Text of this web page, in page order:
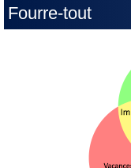
Fourre-tout